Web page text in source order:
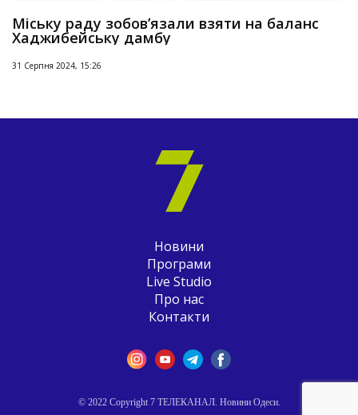
Міську раду зобов’язали взяти на баланс
Хаджибейську дамбу
31 Серпня 2024, 15:26
Новини
Програми
Live Studio
Про нас
Контакти
© 2022 Copyright 7 ТЕЛЕКАНАЛ. Новини Одеси.